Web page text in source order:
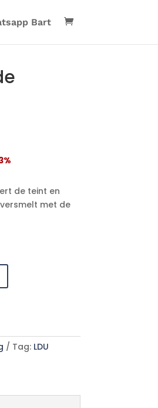
Bart
de teint en
met de
Tag: LDU